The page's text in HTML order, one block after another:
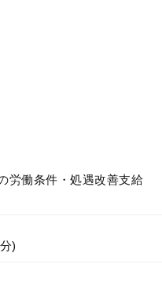
労働条件・処遇改善支給
)